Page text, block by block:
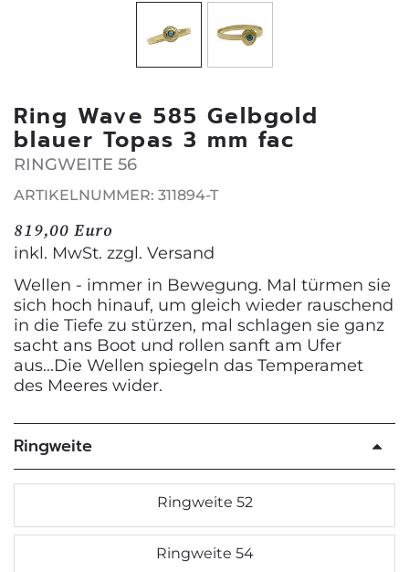
Ring Wave 585 Gelbgold
blauer Topas 3 mm fac
RINGWEITE 56
ARTIKELNUMMER: 311894-T
819,00 Euro
inkl. MwSt. zzgl. Versand
Wellen - immer in Bewegung. Mal türmen sie
sich hoch hinauf, um gleich wieder rauschend
in die Tiefe zu stürzen, mal schlagen sie ganz
sacht ans Boot und rollen sanft am Ufer
aus...Die Wellen spiegeln das Temperamet
des Meeres wider.
Ringweite
Ringweite 52
Ringweite 54